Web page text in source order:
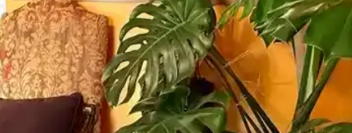
Sokağı Setleri
edebiyat temalı setler, kalite ve kullanım açısından detaylı
Ölçüm Aracı
hassasiyetiyle inşaat ve yapı sektöründe güvenilir ölçüm sağlar.